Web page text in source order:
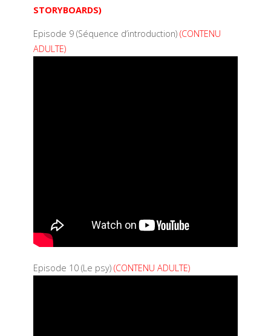
STORYBOARDS)
Episode 9 (Séquence d’introduction) (CONTENU
ADULTE)
Episode 10 (Le psy) (CONTENU ADULTE)